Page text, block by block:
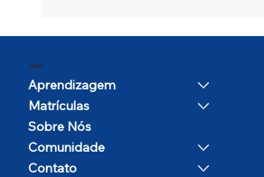
MENU
Aprendizagem
Matrículas
Sobre Nós
Comunidade
Contato